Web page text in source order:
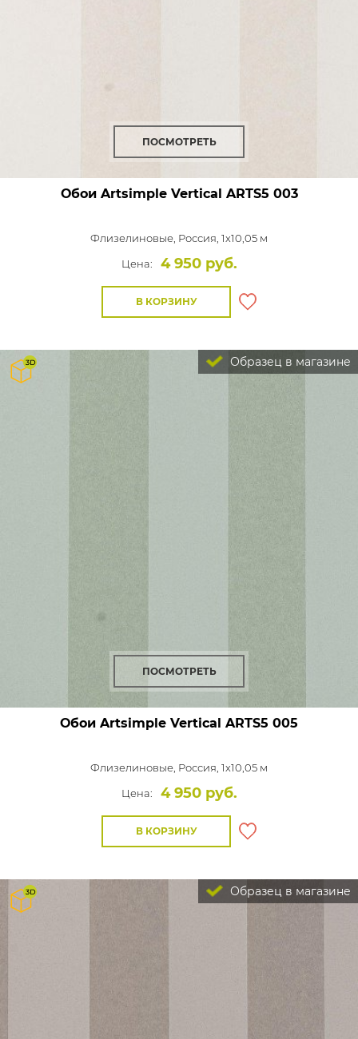
ПОСМОТРЕТЬ
Обои Artsimple Vertical ARTS5 003
Флизелиновые, Россия, 1x10,05 м
Цена:
4 950 руб.
В КОРЗИНУ
Образец в магазине
ПОСМОТРЕТЬ
Обои Artsimple Vertical ARTS5 005
Флизелиновые, Россия, 1x10,05 м
Цена:
4 950 руб.
В КОРЗИНУ
Образец в магазине